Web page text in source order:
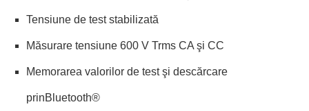
Tensiune de test stabilizată
Măsurare tensiune 600 V Trms CA şi CC
Memorarea valorilor de test şi descărcare
prinBluetooth®